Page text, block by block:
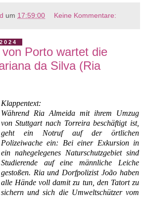
um 17:59:00 Keine Kommentare:
Porto wartet die
da Silva (Ria
Klappentext:
Während Ria Almeida mit ihrem Umzug
von Stuttgart nach Torreira beschäftigt ist,
geht ein Notruf auf der örtlichen
Polizeiwache ein: Bei einer Exkursion in
ein nahegelegenes Naturschutzgebiet sind
Studierende auf eine männliche Leiche
gestoßen. Ria und Dorfpolizist João haben
alle Hände voll damit zu tun, den Tatort zu
sichern und sich die Umweltschützer vom